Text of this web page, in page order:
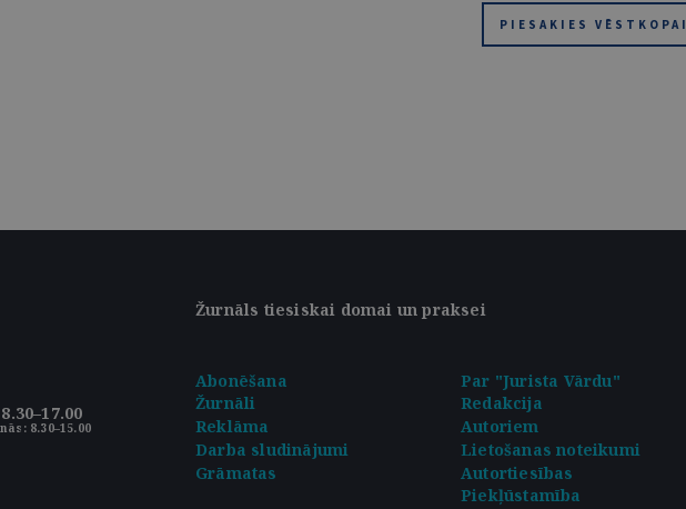
PIESAKIES VĒSTKOPAI
Žurnāls tiesiskai domai un praksei
8.30–15.00
Abonēšana
Par "Jurista Vārdu"
Žurnāli
Redakcija
Reklāma
Autoriem
Darba sludinājumi
Lietošanas noteikumi
Grāmatas
Autortiesības
Piekļūstamība